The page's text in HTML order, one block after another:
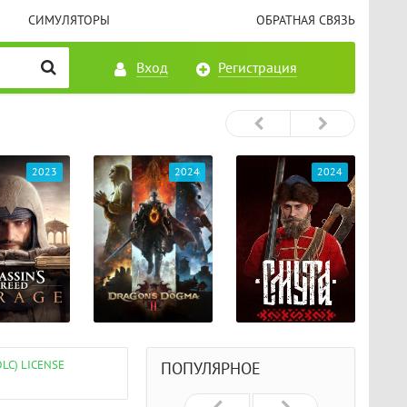
СИМУЛЯТОРЫ ОБРАТНАЯ СВЯЗЬ
Вход Регистрация
2023 2024 2024
LICENSE
ПОПУЛЯРНОЕ